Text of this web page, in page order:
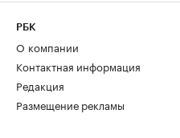
РБК
О компании
Контактная информация
Редакция
Размещение рекламы